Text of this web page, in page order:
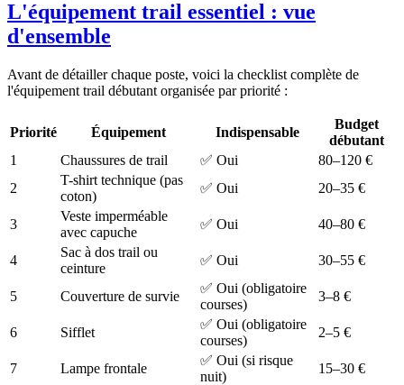
L'équipement trail essentiel : vue
d'ensemble
Avant de détailler chaque poste, voici la checklist complète de
l'équipement trail débutant organisée par priorité :
Priorité Équipement Indispensable
Budget
débutant
1
Chaussures de trail ✅ Oui
80–120 €
2
T-shirt technique (pas
coton)
✅ Oui 20–35 €
3
Veste imperméable
avec capuche
✅ Oui 40–80 €
4
Sac à dos trail ou
ceinture
✅ Oui 30–55 €
5 Couverture de survie
✅ Oui (obligatoire
courses)
3–8 €
6 Sifflet
✅ Oui (obligatoire
courses)
2–5 €
7 Lampe frontale
✅ Oui (si risque
nuit)
15–30 €